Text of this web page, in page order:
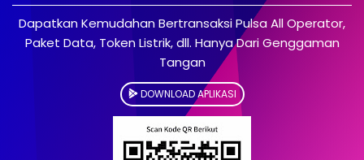
Dapatkan Kemudahan Bertransaksi Pulsa All Operator,
Paket Data, Token Listrik, dll. Hanya Dari Genggaman
Tangan
DOWNLOAD APLIKASI